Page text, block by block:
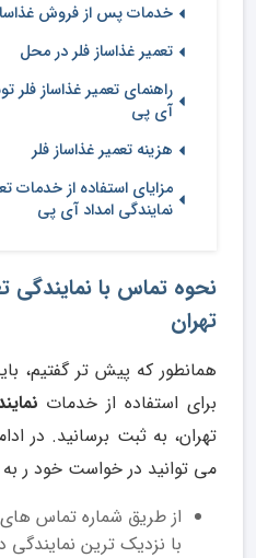
خدمات پس از فروش
تعمیر غذاساز فلر در محل
راهنمای تعمیر غذاساز فلر
آی پی
هزینه تعمیر غذاساز فلر
مزایای استفاده از خدمات
نمایندگی امداد آی پی
نحوه تماس با نمایندگی
تهران
همانطور که پیش تر گفتیم،
برای استفاده از خدمات
تهران، به ثبت برسانید. در
می توانید در خواست خود ر به
از طریق شماره تماس
با نزدیک ترین نمایندگی